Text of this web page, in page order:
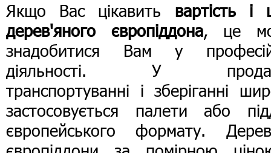
Якщо Вас цікавить вартість і
дерев'яного європіддона, це
знадобитися Вам у
діяльності. У
транспортуванні і зберіганні
застосовується палети або
європейського формату.